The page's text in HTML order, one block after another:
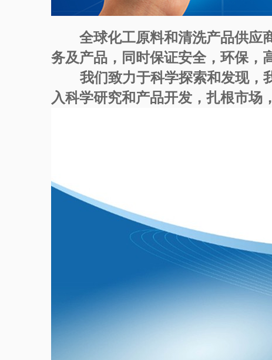
全球化工原料和清洗产品供应
务及产品，同时保证安全，环保，
我们致力于科学探索和发现，
入科学研究和产品开发，扎根市场